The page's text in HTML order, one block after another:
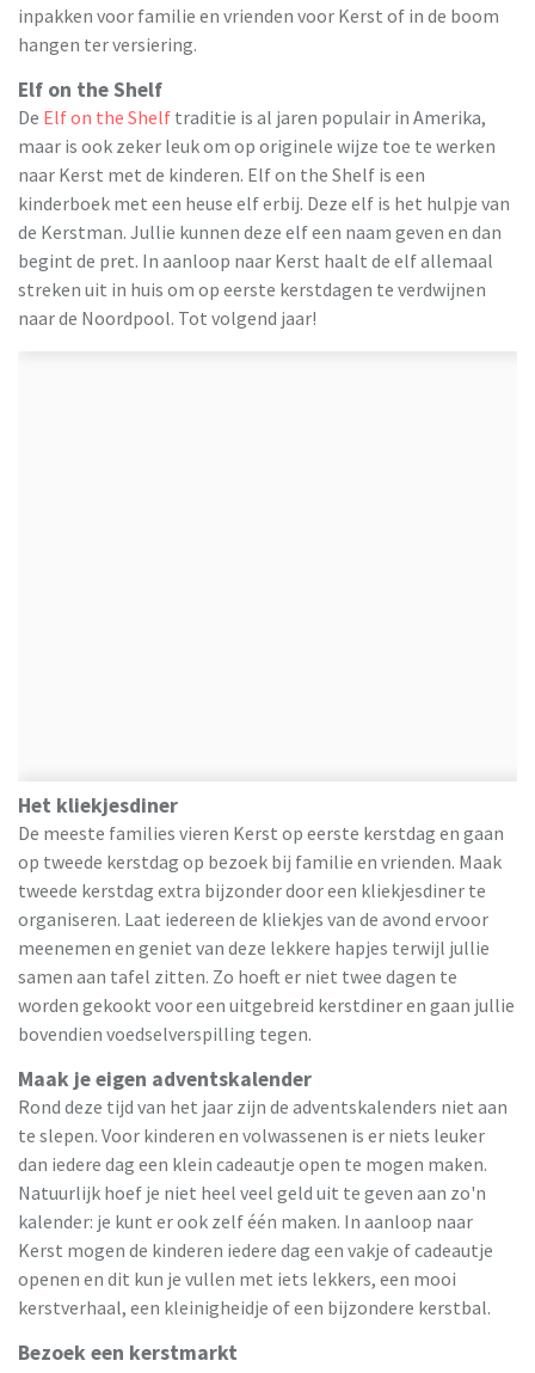
inpakken voor familie en vrienden voor Kerst of in de boom
hangen ter versiering.
Elf on the Shelf
De Elf on the Shelf traditie is al jaren populair in Amerika,
maar is ook zeker leuk om op originele wijze toe te werken
naar Kerst met de kinderen. Elf on the Shelf is een
kinderboek met een heuse elf erbij. Deze elf is het hulpje van
de Kerstman. Jullie kunnen deze elf een naam geven en dan
begint de pret. In aanloop naar Kerst haalt de elf allemaal
streken uit in huis om op eerste kerstdagen te verdwijnen
naar de Noordpool. Tot volgend jaar!
Het kliekjesdiner
De meeste families vieren Kerst op eerste kerstdag en gaan
op tweede kerstdag op bezoek bij familie en vrienden. Maak
tweede kerstdag extra bijzonder door een kliekjesdiner te
organiseren. Laat iedereen de kliekjes van de avond ervoor
meenemen en geniet van deze lekkere hapjes terwijl jullie
samen aan tafel zitten. Zo hoeft er niet twee dagen te
worden gekookt voor een uitgebreid kerstdiner en gaan jullie
bovendien voedselverspilling tegen.
Maak je eigen adventskalender
Rond deze tijd van het jaar zijn de adventskalenders niet aan
te slepen. Voor kinderen en volwassenen is er niets leuker
dan iedere dag een klein cadeautje open te mogen maken.
Natuurlijk hoef je niet heel veel geld uit te geven aan zo'n
kalender: je kunt er ook zelf één maken. In aanloop naar
Kerst mogen de kinderen iedere dag een vakje of cadeautje
openen en dit kun je vullen met iets lekkers, een mooi
kerstverhaal, een kleinigheidje of een bijzondere kerstbal.
Bezoek een kerstmarkt